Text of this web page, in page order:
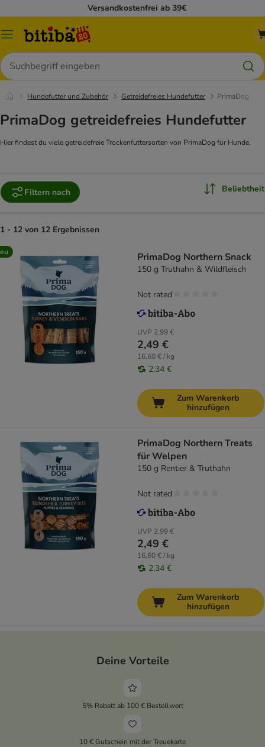
Versandkostenfrei ab 39€
Menü
Suchen
Hundefutter und Zubehör Getreidefreies Hundefutter PrimaDog
PrimaDog getreidefreies Hundefutter
Hier findest du viele getreidefreie Trockenfuttersorten von PrimaDog für Hunde.
Filtern nach Beliebtheit
1 - 12 von 12 Ergebnissen
PrimaDog Northern Snack
150 g Truthahn & Wildfleisch
UVP 2,99 €
2,49 €
16,60 € / kg
2,34 €
Not rated
Zum Warenkorb
hinzufügen
PrimaDog Northern Treats
für Welpen
150 g Rentier & Truthahn
UVP 2,99 €
2,49 €
16,60 € / kg
2,34 €
Not rated
Zum Warenkorb
hinzufügen
Deine Vorteile
5% Rabatt ab 100 € Bestellwert
10 € Gutschein mit der Treuekarte